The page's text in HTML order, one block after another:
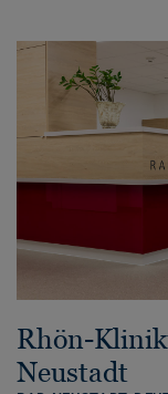
Rhön-
Neustadt